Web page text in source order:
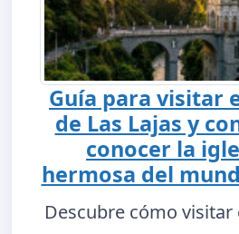
Guía para visitar
de Las Lajas y
conocer la
hermosa del
Descubre cómo visitar